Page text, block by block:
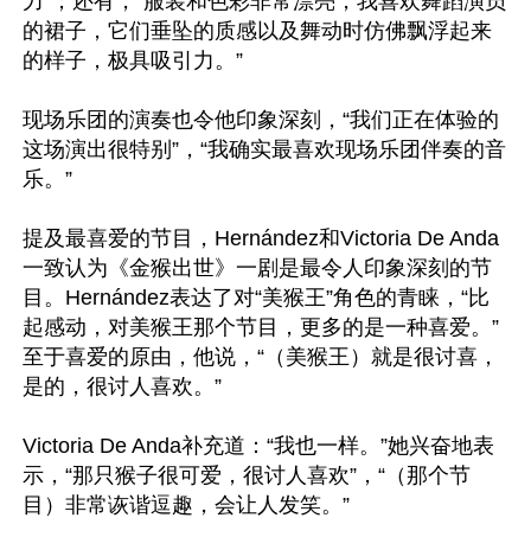
的裙子，它们垂坠的质感以及舞动时仿佛飘浮起来
的样子，极具吸引力。”
现场乐团的演奏也令他印象深刻，“我们正在体验的
这场演出很特别”，“我确实最喜欢现场乐团伴奏的音
乐。”
提及最喜爱的节目，Hernández和Victoria De Anda
一致认为《金猴出世》一剧是最令人印象深刻的节
目。Hernández表达了对“美猴王”角色的青睐，“比
起感动，对美猴王那个节目，更多的是一种喜爱。”
至于喜爱的原由，他说，“（美猴王）就是很讨喜，
是的，很讨人喜欢。”
Victoria De Anda补充道：“我也一样。”她兴奋地表
示，“那只猴子很可爱，很讨人喜欢”，“（那个节
目）非常诙谐逗趣，会让人发笑。”